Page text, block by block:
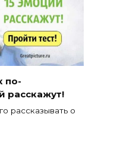
по-
расскажут!
рассказывать о